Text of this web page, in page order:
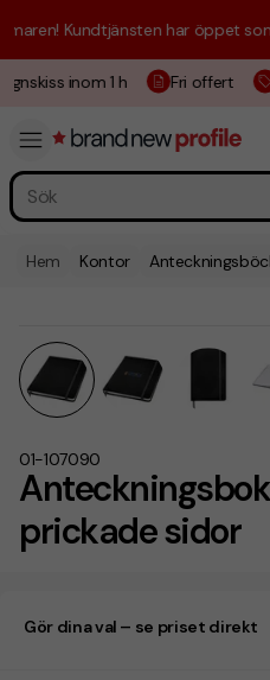
Kundtjänsten har öppet som
inom 1 h Fri offert
Hem Kontor
prickade sidor
01-107090
Gör dina val – se priset direkt